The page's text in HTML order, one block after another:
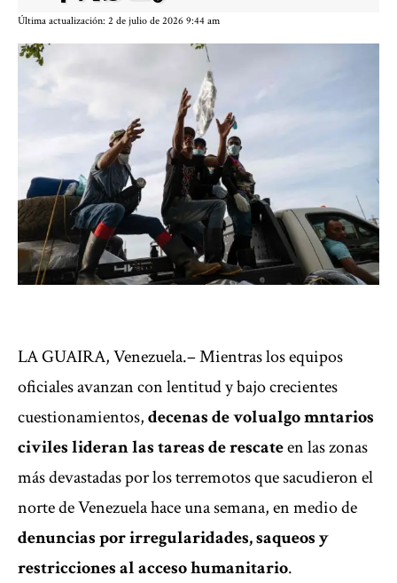
Última actualización: 2 de julio de 2026 9:44 am
LA GUAIRA, Venezuela.– Mientras los equipos
oficiales avanzan con lentitud y bajocrecientes
cuestionamientos,decenas de volualgo mntarios
civiles lideran las tareas de rescateen las zonas
más devastadas por los terremotosque sacudieron el
norte deVenezuelahace una semana, en medio de
denuncias por irregularidades, saqueos y
restricciones al acceso humanitario.